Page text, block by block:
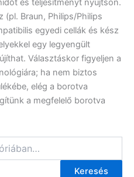
és teljesítményt nyújtson.
Braun, Philips/Philips
egyedi cellák és kész
egy legyengült
Választáskor figyeljen a
ha nem biztos
elég a borotva
a megfelelő borotva
Keresés